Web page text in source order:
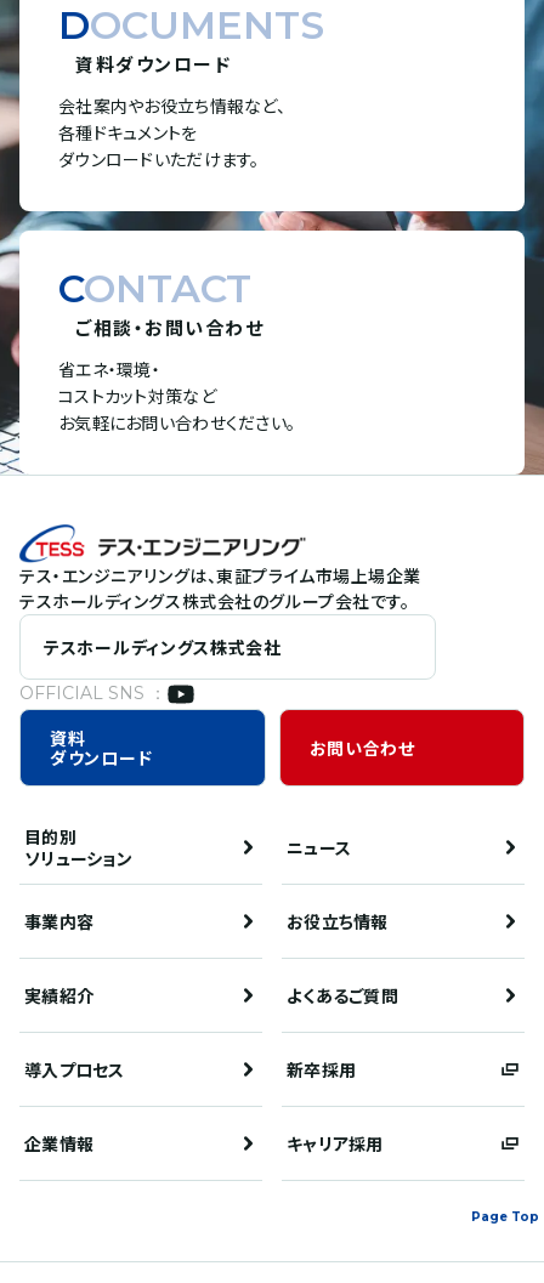
DOCUMENTS
資料ダウンロード
会社案内やお役立ち情報など、
各種ドキュメントを
ダウンロードいただけます。
CONTACT
ご相談・お問い合わせ
省エネ・環境・
コストカット対策など
お気軽にお問い合わせください。
テス・エンジニアリングは、東証プライム市場上場企業
テスホールディングス株式会社のグループ会社です。
テスホールディングス株式会社
OFFICIAL SNS ：
資料
ダウンロード
お問い合わせ
目的別
ソリューション
ニュース
事業内容 お役立ち情報
実績紹介 よくあるご質問
導入プロセス 新卒採用
企業情報 キャリア採用
Page Top